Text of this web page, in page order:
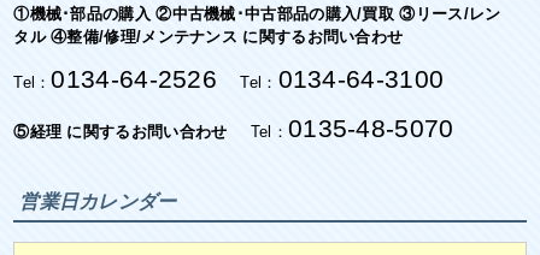
①機械･部品の購入 ②中古機械･中古部品の購入/買取 ③リース/レン
タル ④整備/修理/メンテナンス に関するお問い合わせ
Tel：0134-64-2526 Tel： 0134-64-3100
⑤経理 に関するお問い合わせ Tel： 0135-48-5070
営業日カレンダー